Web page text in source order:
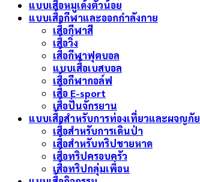
แบบเสื้อหมูเด้งตัวน้อย
แบบเสื้อกีฬาและออกกำลังกาย
เสื้อกีฬาสี
เสื้อวิ่ง
เสื้อกีฬาฟุตบอล
แบบเสื้อเบสบอล
เสื้อกีฬากอล์ฟ
เสื้อ E-sport
เสื้อปั่นจักรยาน
แบบเสื้อสำหรับการท่องเที่ยวและผจญภัย
เสื้อสำหรับการเดินป่า
เสื้อสำหรับทริปชายหาด
เสื้อทริปครอบครัว
เสื้อทริปกลุ่มเพื่อน